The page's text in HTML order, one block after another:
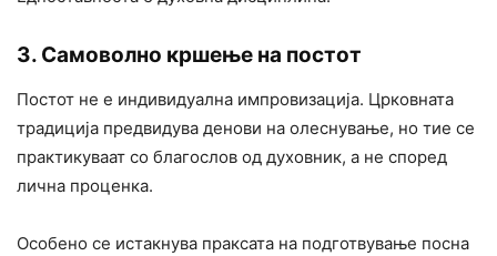
3. Самоволно кршење на постот
Постот не е индивидуална импровизација. Црковната
традиција предвидува денови на олеснување, но тие се
практикуваат со благослов од духовник, а не според
лична проценка.
Особено се истакнува праксата на подготвување посна